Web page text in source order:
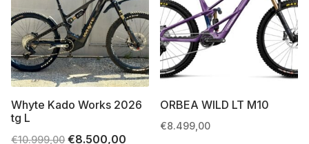
Whyte Kado Works 2026
tg L
€10.999,00 Il
€8.500,00
ORBEA WILD LT M10
€8.499,00